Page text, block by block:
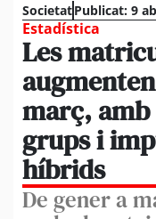
SocietatPublicat: 9
Estadística
Les
març, amb
grups i
híbrids
De gener a